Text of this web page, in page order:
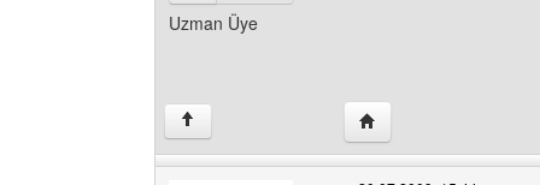
Uzman Üye
↑ Yazarın web sitesini